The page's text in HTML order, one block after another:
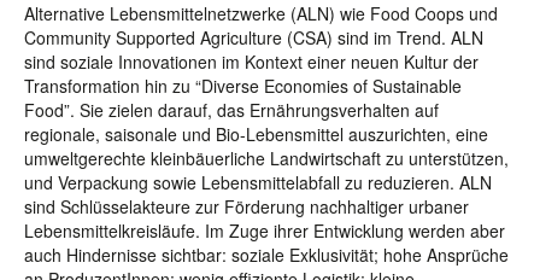
Alternative Lebensmittelnetzwerke (ALN) wie Food Coops und
Community Supported Agriculture (CSA) sind im Trend. ALN
sind soziale Innovationen im Kontext einer neuen Kultur der
Transformation hin zu “Diverse Economies of Sustainable
Food”. Sie zielen darauf, das Ernährungsverhalten auf
regionale, saisonale und Bio-Lebensmittel auszurichten, eine
umweltgerechte kleinbäuerliche Landwirtschaft zu unterstützen,
und Verpackung sowie Lebensmittelabfall zu reduzieren. ALN
sind Schlüsselakteure zur Förderung nachhaltiger urbaner
Lebensmittelkreisläufe. Im Zuge ihrer Entwicklung werden aber
auch Hindernisse sichtbar: soziale Exklusivität; hohe Ansprüche